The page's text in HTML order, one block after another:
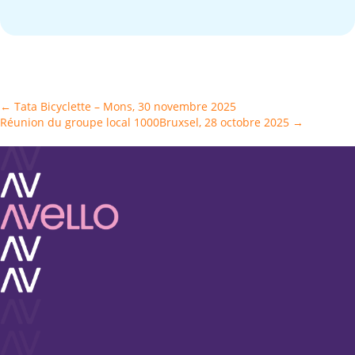
Posts
navigation
← Tata Bicyclette – Mons, 30 novembre 2025
Réunion du groupe local 1000Bruxsel, 28 octobre 2025 →